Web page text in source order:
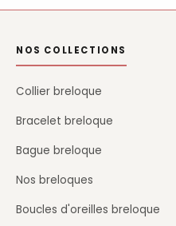
NOS COLLECTIONS
Collier breloque
Bracelet breloque
Bague breloque
Nos breloques
Boucles d'oreilles breloque